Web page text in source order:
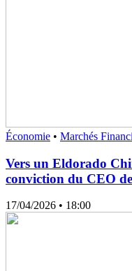
Économie • Marchés
Vers un Eldorado
conviction du CEO
17/04/2026 • 18:00